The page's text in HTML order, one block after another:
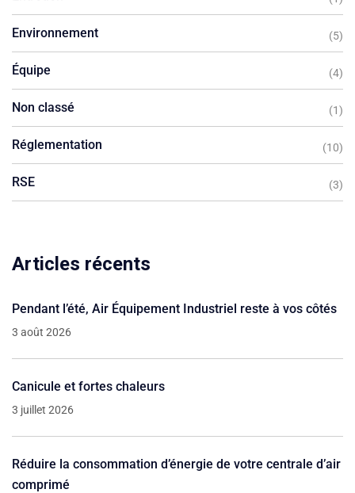
Environnement (5)
Équipe (4)
Non classé (1)
Réglementation (10)
RSE (3)
Articles récents
Pendant l’été, Air Équipement Industriel reste à vos côtés
3 août 2026
Canicule et fortes chaleurs
3 juillet 2026
Réduire la consommation d’énergie de votre centrale d’air
comprimé